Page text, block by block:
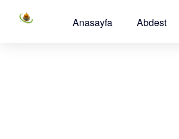
Anasayfa Abdest